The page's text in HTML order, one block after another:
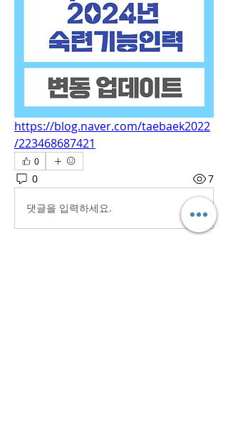
https://blog.naver.com/taebaek2022
/223468687421
0
0 7
댓글을 입력하세요.